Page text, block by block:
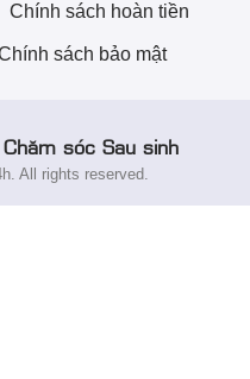
Chính sách hoàn tiền
sách bảo mật
sóc Sau sinh
All rights reserved.